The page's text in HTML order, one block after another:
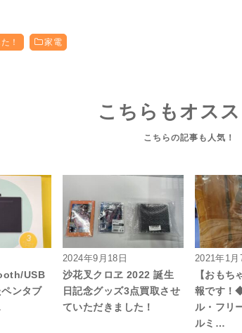
！ 家電
こちらもオスス
USB
ンタブ
2024年9月18日
沙花叉クロヱ 2022 誕生
日記念グッズ3点買取させ
ていただきました！
2021年1月
【おもち
報です！
ル・フリ
ルミ…